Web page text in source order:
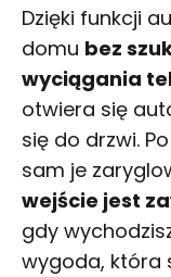
Dzięki funkcji
domu bez
wyciągania
otwiera się
się do drzwi.
sam je
wejście jest
gdy
wygoda, która